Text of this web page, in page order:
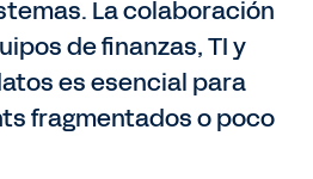
La colaboración
de finanzas, TI y
es esencial para
fragmentados o poco